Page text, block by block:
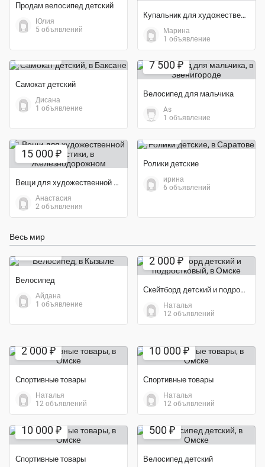
Продам велосипед детский
Юлия
5 объявлений
Купальник для художественной гимнастики
Марина
1 объявление
Самокат детский
Дисана
1 объявление
7 500 ₽
Велосипед для мальчика
As
1 объявление
15 000 ₽
Вещи для художественной гимнастики
Анастасия
2 объявления
Экономия 38%
Ролики детские
ирина
6 объявлений
Весь мир
Велосипед
Айдана
1 объявление
2 000 ₽
Скейтборд детский и подростковый
Наталья
12 объявлений
2 000 ₽
Спортивные товары
Наталья
12 объявлений
10 000 ₽
Спортивные товары
Наталья
12 объявлений
10 000 ₽
Спортивные товары
500 ₽
Велосипед детский